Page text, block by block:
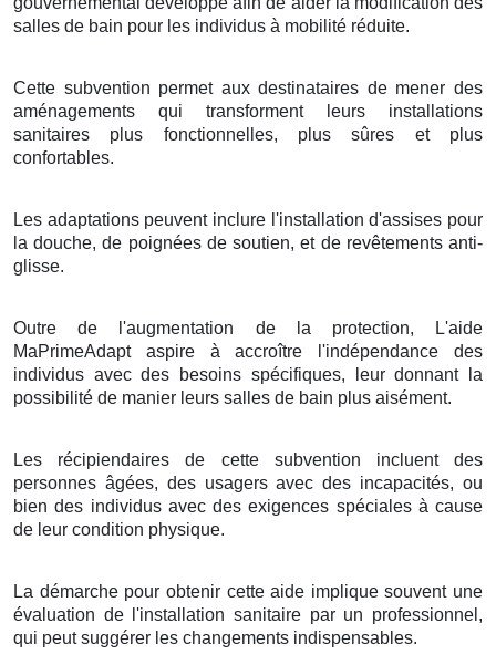
salles de bain pour les individus à mobilité réduite.
Cette subvention permet aux destinataires de mener des
aménagements qui transforment leurs installations
sanitaires plus fonctionnelles, plus sûres et plus
confortables.
Les adaptations peuvent inclure l'installation d'assises pour
la douche, de poignées de soutien, et de revêtements anti-
glisse.
Outre de l'augmentation de la protection, L'aide
MaPrimeAdapt aspire à accroître l'indépendance des
individus avec des besoins spécifiques, leur donnant la
possibilité de manier leurs salles de bain plus aisément.
Les récipiendaires de cette subvention incluent des
personnes âgées, des usagers avec des incapacités, ou
bien des individus avec des exigences spéciales à cause
de leur condition physique.
La démarche pour obtenir cette aide implique souvent une
évaluation de l'installation sanitaire par un professionnel,
qui peut suggérer les changements indispensables.